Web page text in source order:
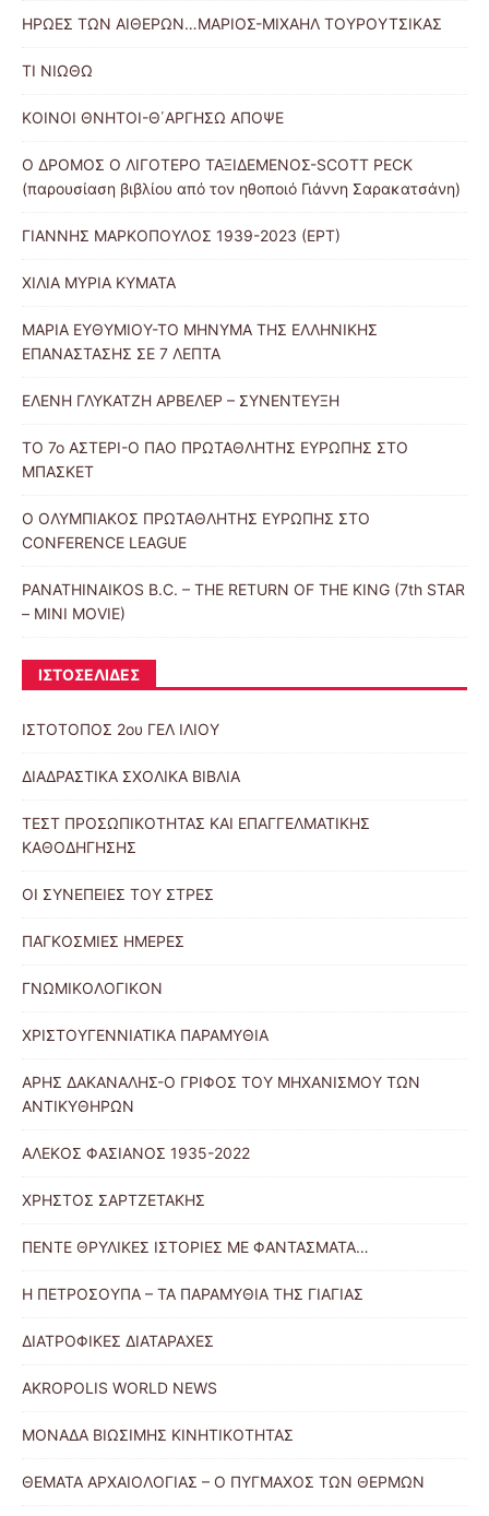
ΗΡΩΕΣ ΤΩΝ ΑΙΘΕΡΩΝ…ΜΑΡΙΟΣ-ΜΙΧΑΗΛ ΤΟΥΡΟΥΤΣΙΚΑΣ
ΤΙ ΝΙΩΘΩ
ΚΟΙΝΟΙ ΘΝΗΤΟΙ-Θ΄ΑΡΓΗΣΩ ΑΠΟΨΕ
Ο ΔΡΟΜΟΣ Ο ΛΙΓΟΤΕΡΟ ΤΑΞΙΔΕΜΕΝΟΣ-SCOTT PECK
(παρουσίαση βιβλίου από τον ηθοποιό Γιάννη Σαρακατσάνη)
ΓΙΑΝΝΗΣ ΜΑΡΚΟΠΟΥΛΟΣ 1939-2023 (ΕΡΤ)
ΧΙΛΙΑ ΜΥΡΙΑ ΚΥΜΑΤΑ
ΜΑΡΙΑ ΕΥΘΥΜΙΟΥ-ΤΟ ΜΗΝΥΜΑ ΤΗΣ ΕΛΛΗΝΙΚΗΣ
ΕΠΑΝΑΣΤΑΣΗΣ ΣΕ 7 ΛΕΠΤΑ
ΕΛΕΝΗ ΓΛΥΚΑΤΖΗ ΑΡΒΕΛΕΡ – ΣΥΝΕΝΤΕΥΞΗ
ΤΟ 7ο ΑΣΤΕΡΙ-Ο ΠΑΟ ΠΡΩΤΑΘΛΗΤΗΣ ΕΥΡΩΠΗΣ ΣΤΟ
ΜΠΑΣΚΕΤ
Ο ΟΛΥΜΠΙΑΚΟΣ ΠΡΩΤΑΘΛΗΤΗΣ ΕΥΡΩΠΗΣ ΣΤΟ
CONFERENCE LEAGUE
PANATHINAIKOS B.C. – THE RETURN OF THE KING (7th STAR
– MINI MOVIE)
ΙΣΤΟΣΕΛΙΔΕΣ
ΙΣΤΟΤΟΠΟΣ 2ου ΓΕΛ ΙΛΙΟΥ
ΔΙΑΔΡΑΣΤΙΚΑ ΣΧΟΛΙΚΑ ΒΙΒΛΙΑ
ΤΕΣΤ ΠΡΟΣΩΠΙΚΟΤΗΤΑΣ ΚΑΙ ΕΠΑΓΓΕΛΜΑΤΙΚΗΣ
ΚΑΘΟΔΗΓΗΣΗΣ
ΟΙ ΣΥΝΕΠΕΙΕΣ ΤΟΥ ΣΤΡΕΣ
ΠΑΓΚΟΣΜΙΕΣ ΗΜΕΡΕΣ
ΓΝΩΜΙΚΟΛΟΓΙΚΟΝ
ΧΡΙΣΤΟΥΓΕΝΝΙΑΤΙΚΑ ΠΑΡΑΜΥΘΙΑ
ΑΡΗΣ ΔΑΚΑΝΑΛΗΣ-Ο ΓΡΙΦΟΣ ΤΟΥ ΜΗΧΑΝΙΣΜΟΥ ΤΩΝ
ΑΝΤΙΚΥΘΗΡΩΝ
ΑΛΕΚΟΣ ΦΑΣΙΑΝΟΣ 1935-2022
ΧΡΗΣΤΟΣ ΣΑΡΤΖΕΤΑΚΗΣ
ΠΕΝΤΕ ΘΡΥΛΙΚΕΣ ΙΣΤΟΡΙΕΣ ΜΕ ΦΑΝΤΑΣΜΑΤΑ…
Η ΠΕΤΡΟΣΟΥΠΑ – ΤΑ ΠΑΡΑΜΥΘΙΑ ΤΗΣ ΓΙΑΓΙΑΣ
ΔΙΑΤΡΟΦΙΚΕΣ ΔΙΑΤΑΡΑΧΕΣ
AKROPOLIS WORLD NEWS
ΜΟΝΑΔΑ ΒΙΩΣΙΜΗΣ ΚΙΝΗΤΙΚΟΤΗΤΑΣ
ΘΕΜΑΤΑ ΑΡΧΑΙΟΛΟΓΙΑΣ – Ο ΠΥΓΜΑΧΟΣ ΤΩΝ ΘΕΡΜΩΝ